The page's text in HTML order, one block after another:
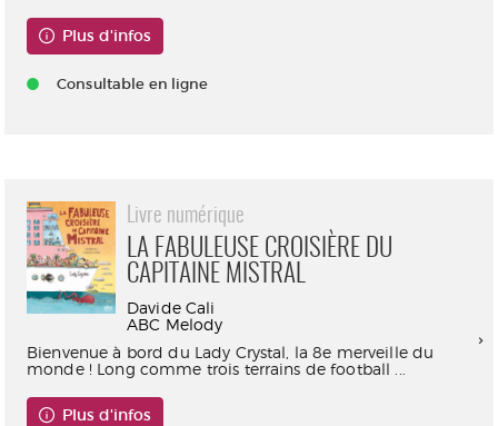
Plus d'infos
Consultable en ligne
Livre numérique
LA FABULEUSE CROISIÈRE DU
CAPITAINE MISTRAL
Davide Cali
ABC Melody
Bienvenue à bord du Lady Crystal, la 8e merveille du
monde ! Long comme trois terrains de football ...
Plus d'infos